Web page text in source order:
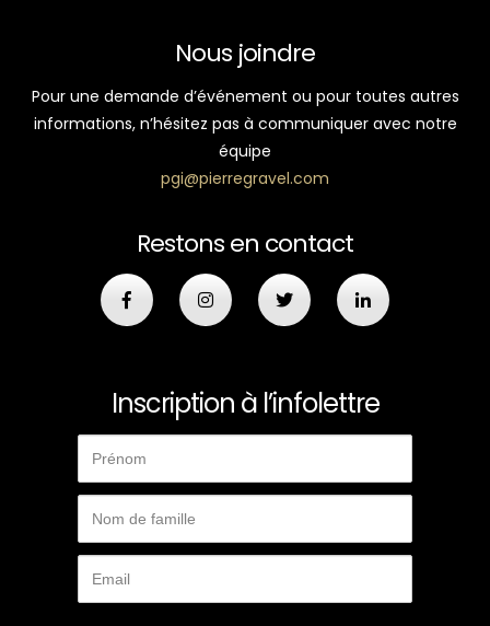
Nous joindre
Pour une demande d’événement ou pour toutes autres
informations, n’hésitez pas à communiquer avec notre
équipe
pgi@pierregravel.com
Restons en contact
Inscription à l’infolettre